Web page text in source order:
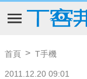
首頁 T手機
2011.12.20 09:01